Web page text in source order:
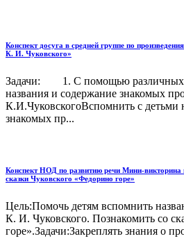
Конспект досуга в средней группе по
К. И. Чуковского»
Задачи: 1. С помощью различных
названия и содержание знакомых
К.И.ЧуковскогоВспомнить с детьми
знакомых пр...
Конспект НОД по развитию речи Мини-викторина
сказки Чуковского «Федорино горе»
Цель:Помочь детям вспомнить
К. И. Чуковского. Познакомить со
горе».Задачи:Закреплять знания о